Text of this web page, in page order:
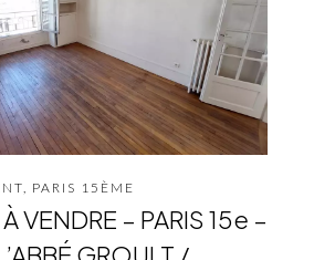
PARIS 15ÈME
VENDRE – PARIS 15e –